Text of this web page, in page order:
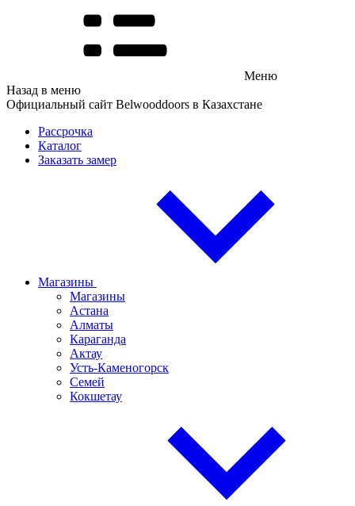
Меню
Назад в меню
Официальный сайт Belwooddoors в Казахстане
Рассрочка
Каталог
Заказать замер
Магазины
Магазины
Астана
Алматы
Караганда
Актау
Усть-Каменогорск
Семей
Кокшетау